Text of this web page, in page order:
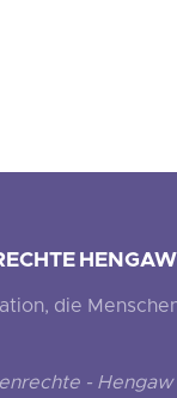
HENGAW
die
-